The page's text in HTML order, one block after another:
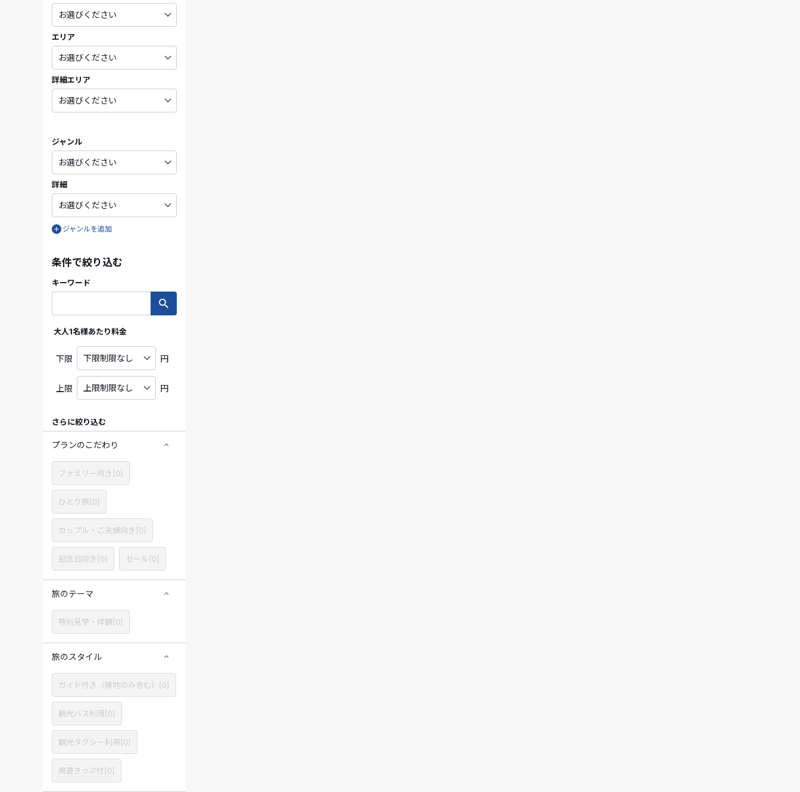
エリア
詳細エリア
ジャンル
詳細
ジャンルを追加
条件で絞り込む
キーワード
大人1名様あたり料金
下限 円
上限 円
さらに絞り込む
プランのこだわり
ファミリー向き[0]
ひとり旅[0]
カップル・ご夫婦向き[0]
記念日向き[0] セール[0]
旅のテーマ
特別見学・拝観[0]
旅のスタイル
ガイド付き（現地のみ含む）[0]
観光バス利用[0]
観光タクシー利用[0]
周遊きっぷ付[0]